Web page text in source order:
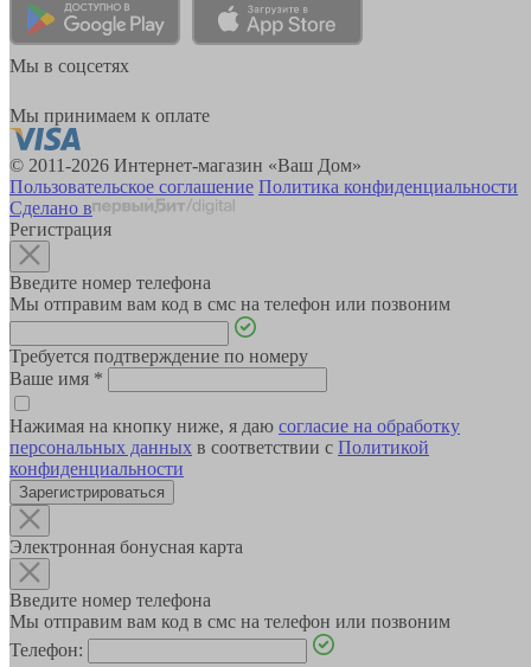
Мы в соцсетях
Мы принимаем к оплате
© 2011-2026 Интернет-магазин «Ваш Дом»
Пользовательское соглашение Политика конфиденциальности
Сделано в
Регистрация
Введите номер телефона
Мы отправим вам код в смс на телефон или позвоним
Требуется подтверждение по номеру
Ваше имя *
Нажимая на кнопку ниже, я даю согласие на обработку
персональных данных в соответствии с Политикой
конфиденциальности
Зарегистрироваться
Электронная бонусная карта
Введите номер телефона
Мы отправим вам код в смс на телефон или позвоним
Телефон: